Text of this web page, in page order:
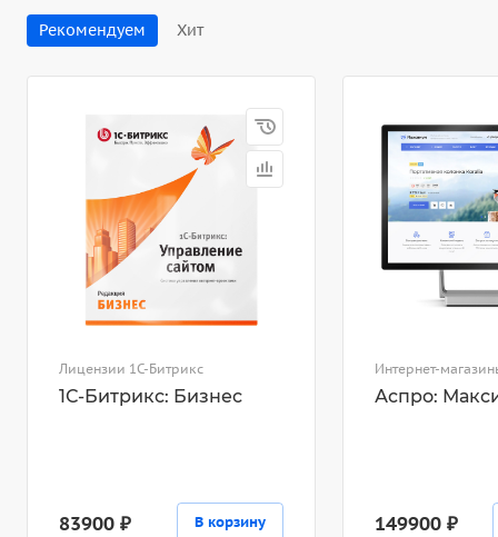
Рекомендуем Хит
Лицензии 1С-Битрикс
1С-Битрикс: Бизнес
83900 ₽ В корзину
Интернет-
Аспро:
149900 ₽